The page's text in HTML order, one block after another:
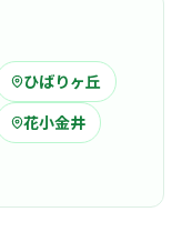
ひばりヶ丘
花小金井